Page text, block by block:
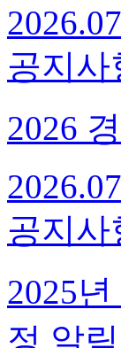
공지사
2026
공지사
2025
정 알